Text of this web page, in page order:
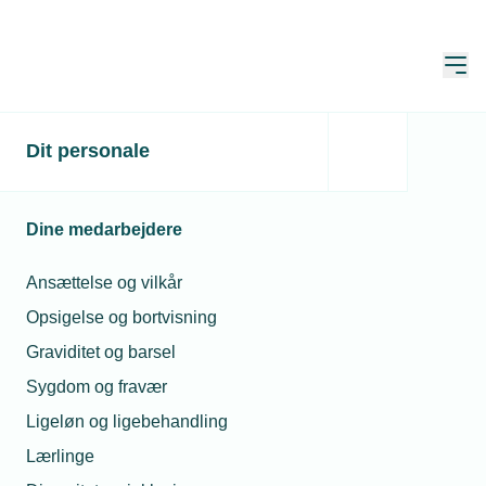
Dit personale
Dine medarbejdere
Ansættelse og vilkår
Opsigelse og bortvisning
Graviditet og barsel
Sygdom og fravær
Ligeløn og ligebehandling
Lærlinge
MS Automatics lagt ned